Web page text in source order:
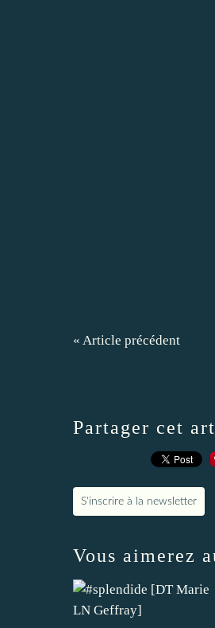
« Article précédent
Partager cet
S'inscrire à la newsletter
Vous aimerez